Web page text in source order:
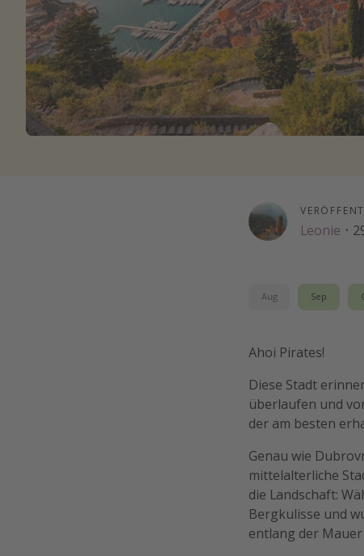
Leonie ·
Aug Sep
Ahoi Pirates!
Diese Stadt
überlaufen und
der am besten
Genau wie
mittelalterliche
die Landschaft:
Bergkulisse und
entlang der